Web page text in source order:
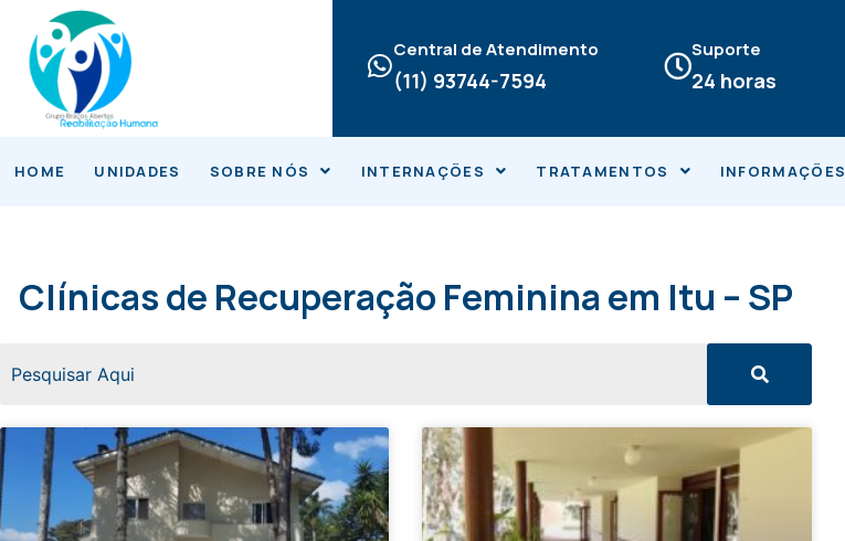
para
conteúdo
Central de Atendimento
(11) 93744-7594
Suporte
24 horas
HOME UNIDADES SOBRE NÓS INTERNAÇÕES TRATAMENTOS INFORMAÇÕES
Clínicas de Recuperação Feminina em Itu – SP
Página PáginaPágina